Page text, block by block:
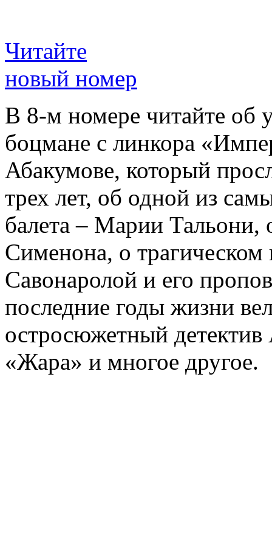
Читайте
новый номер
В 8-м номере читайте об
боцмане с линкора
Абакумове, который
трех лет, об одной из
балета – Марии
Сименона, о трагическом
Савонаролой и его
последние годы жизни
остросюжетный детектив
«Жара» и многое другое.